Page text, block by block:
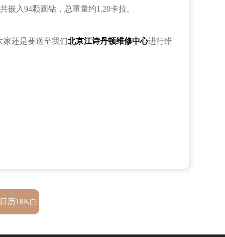
入94颗圆钻，总重量约1.20卡拉。
家还是要送至我们北京江诗丹顿维修中心进行维
历18K白